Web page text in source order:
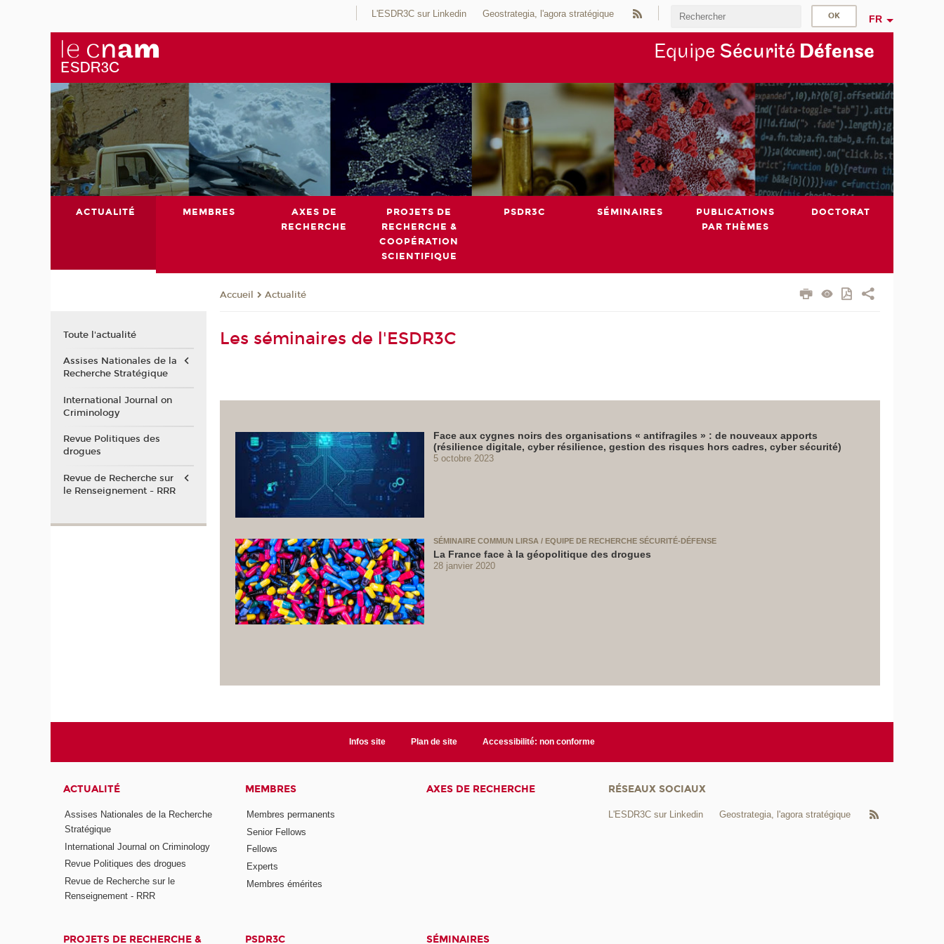
L'ESDR3C sur Linkedin Geostrategia, l'agora stratégique FR
Equipe Sécurité Défense
ACTUALITÉ MEMBRES
AXES DE
RECHERCHE
PROJETS DE
RECHERCHE &
COOPÉRATION
SCIENTIFIQUE
PSDR3C SÉMINAIRES
PUBLICATIONS
PAR THÈMES
DOCTORAT
Accueil Actualité
Les séminaires de l'ESDR3C
Face aux cygnes noirs des organisations « antifragiles » : de nouveaux apports
(résilience digitale, cyber résilience, gestion des risques hors cadres, cyber sécurité)
5 octobre 2023
SÉMINAIRE COMMUN LIRSA / EQUIPE DE RECHERCHE SÉCURITÉ-DÉFENSE
La France face à la géopolitique des drogues
28 janvier 2020
Toute l'actualité
Assises Nationales de la
Recherche Stratégique
International Journal on
Criminology
Revue Politiques des
drogues
Revue de Recherche sur
le Renseignement - RRR
Infos site Plan de site Accessibilité: non conforme
ACTUALITÉ
Assises Nationales de la Recherche
Stratégique
International Journal on Criminology
Revue Politiques des drogues
Revue de Recherche sur le
Renseignement - RRR
MEMBRES
Membres permanents
Senior Fellows
Fellows
Experts
Membres émérites
AXES DE RECHERCHE
PROJETS DE RECHERCHE & PSDR3C SÉMINAIRES
RÉSEAUX SOCIAUX
L'ESDR3C sur Linkedin Geostrategia, l'agora stratégique